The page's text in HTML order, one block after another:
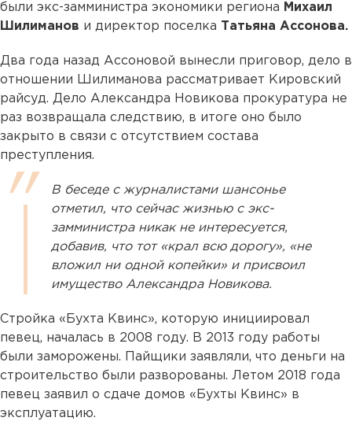
были экс-замминистра экономики региона Михаил
Шилиманов и директор поселка Татьяна Ассонова.
Два года назад Ассоновой вынесли приговор, дело в
отношении Шилиманова рассматривает Кировский
райсуд. Дело Александра Новикова прокуратура не
раз возвращала следствию, в итоге оно было
закрыто в связи с отсутствием состава
преступления.
В беседе с журналистами шансонье
отметил, что сейчас жизнью с экс-
замминистра никак не интересуется,
добавив, что тот «крал всю дорогу», «не
вложил ни одной копейки» и присвоил
имущество Александра Новикова.
Стройка «Бухта Квинс», которую инициировал
певец, началась в 2008 году. В 2013 году работы
были заморожены. Пайщики заявляли, что деньги на
строительство были разворованы. Летом 2018 года
певец заявил о сдаче домов «Бухты Квинс» в
эксплуатацию.